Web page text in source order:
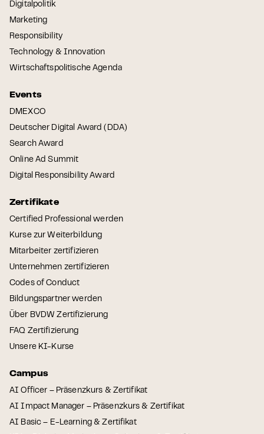
Digitalpolitik
Marketing
Responsibility
Technology & Innovation
Wirtschaftspolitische Agenda
Events
DMEXCO
Deutscher Digital Award (DDA)
Search Award
Online Ad Summit
Digital Responsibility Award
Zertifikate
Certified Professional werden
Kurse zur Weiterbildung
Mitarbeiter zertifizieren
Unternehmen zertifizieren
Codes of Conduct
Bildungspartner werden
Über BVDW Zertifizierung
FAQ Zertifizierung
Unsere KI-Kurse
Campus
AI Officer – Präsenzkurs & Zertifikat
AI Impact Manager – Präsenzkurs & Zertifikat
AI Basic – E-Learning & Zertifikat